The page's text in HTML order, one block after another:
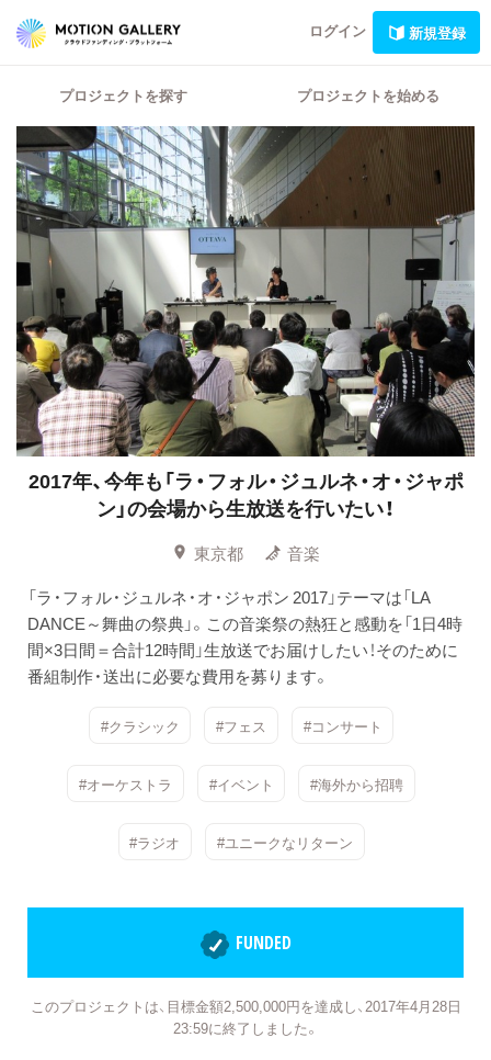
ログイン 新規登録
プロジェクトを探す プロジェクトを始める
2017年、今年も「ラ・フォル・ジュルネ・オ・ジャポ
ン」の会場から生放送を行いたい！
東京都
音楽
「ラ・フォル・ジュルネ・オ・ジャポン 2017」テーマは「LA
DANCE～舞曲の祭典」。この音楽祭の熱狂と感動を「1日4時
間×3日間＝合計12時間」生放送でお届けしたい！そのために
番組制作・送出に必要な費用を募ります。
#クラシック #フェス #コンサート
#オーケストラ #イベント #海外から招聘
#ラジオ #ユニークなリターン
FUNDED
このプロジェクトは、目標金額2,500,000円を達成し、2017年4月28日
23:59に終了しました。